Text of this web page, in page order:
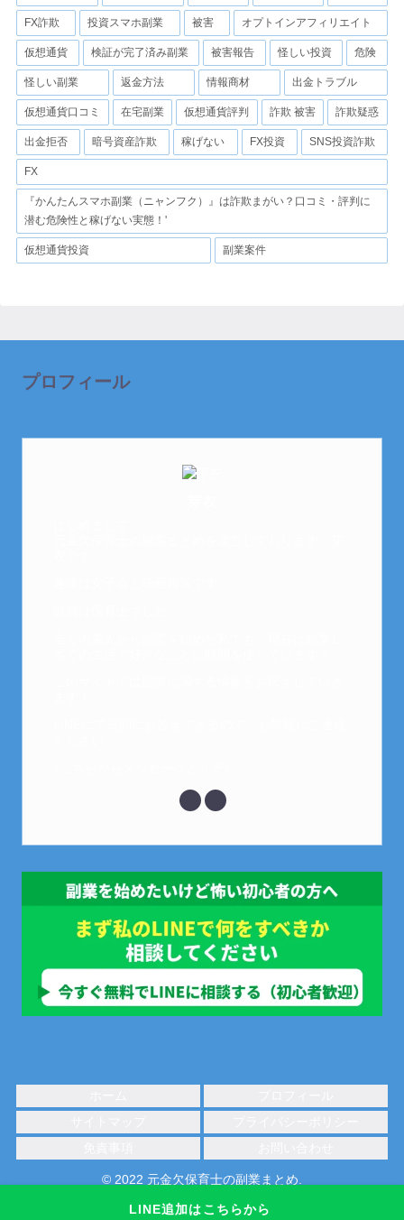
FX詐欺 投資スマホ副業 被害 オプトインアフィリエイト
仮想通貨 検証が完了済み副業 被害報告 怪しい投資 危険
怪しい副業 返金方法 情報商材 出金トラブル
仮想通貨口コミ 在宅副業 仮想通貨評判 詐欺 被害 詐欺疑惑
出金拒否 暗号資産詐欺 稼げない FX投資 SNS投資詐欺
FX
『かんたんスマホ副業（ニャンフク）』は詐欺まがい？口コミ・評判に
潜む危険性と稼げない実態！'
仮想通貨投資 副業案件
LINE追加はこちらから
プロフィール
© 2022 元金欠保育士の副業まとめ.